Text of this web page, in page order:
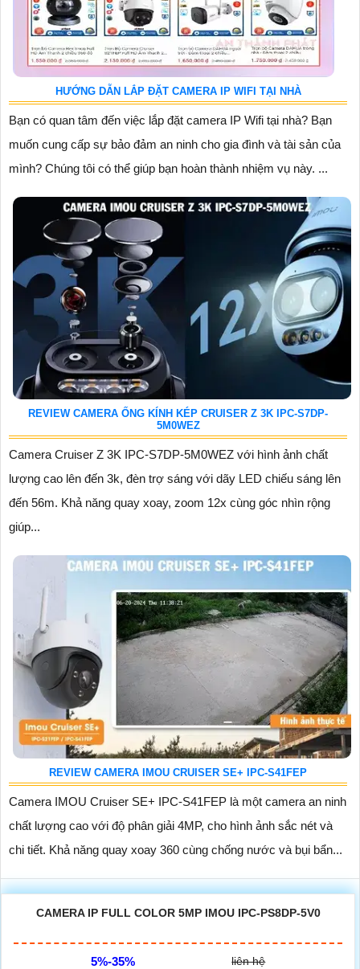
HƯỚNG DẪN LẮP ĐẶT CAMERA IP WIFI TẠI NHÀ
Bạn có quan tâm đến việc lắp đặt camera IP Wifi tại nhà? Bạn
muốn cung cấp sự bảo đảm an ninh cho gia đình và tài sản của
mình? Chúng tôi có thể giúp bạn hoàn thành nhiệm vụ này. ...
REVIEW CAMERA ỐNG KÍNH KÉP CRUISER Z 3K IPC-S7DP-
5M0WEZ
Camera Cruiser Z 3K IPC-S7DP-5M0WEZ với hình ảnh chất
lượng cao lên đến 3k, đèn trợ sáng với dãy LED chiếu sáng lên
đến 56m. Khả năng quay xoay, zoom 12x cùng góc nhìn rộng
giúp...
REVIEW CAMERA IMOU CRUISER SE+ IPC-S41FEP
Camera IMOU Cruiser SE+ IPC-S41FEP là một camera an ninh
chất lượng cao với độ phân giải 4MP, cho hình ảnh sắc nét và
chi tiết. Khả năng quay xoay 360 cùng chống nước và bụi bẩn...
CAMERA IP FULL COLOR 5MP IMOU IPC-PS8DP-5V0
5%-35% liên hệ